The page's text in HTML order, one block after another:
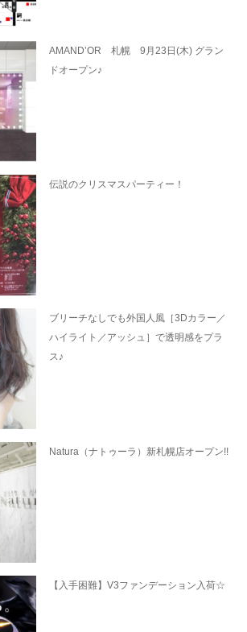
AMAND’OR 札幌 9月23日(木) グラン
ドオープン♪
伝説のクリスマスパーティー！
ブリーチなしでも外国人風［3Dカラー／
ハイライト／アッシュ］で透明感をプラ
ス♪
Natura（ナトゥーラ）新札幌店オープン!!
【入手困難】V3ファンデーション入荷☆